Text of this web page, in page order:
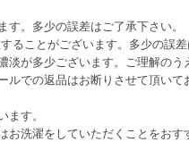
。多少の誤差はご了承下さい。
ることがございます。多少の誤差
が多少ございます。ご理解のう
での返品はお断りさせて頂いて
ます。
洗濯をしていただくことをおす